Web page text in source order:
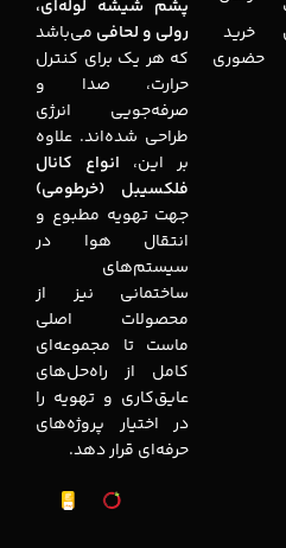
خرید
حضوری
پشم شیشه لوله‌ای،
رولی و لحافی می‌باشد
که هر یک برای کنترل
حرارت، صدا و
صرفه‌جویی انرژی
طراحی شده‌اند. علاوه
بر این، انواع کانال
فلکسیبل (خرطومی)
جهت تهویه مطبوع و
انتقال هوا در
سیستم‌های
ساختمانی نیز از
محصولات اصلی
ماست تا مجموعه‌ای
کامل از راه‌حل‌های
عایق‌کاری و تهویه را
در اختیار پروژه‌های
حرفه‌ای قرار دهد.